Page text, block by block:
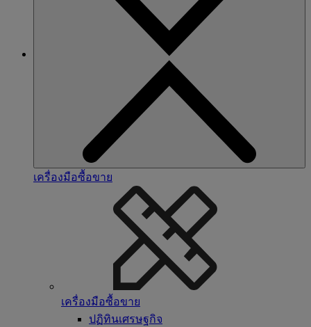
เครื่องมือซื้อขาย
เครื่องมือซื้อขาย
ปฏิทินเศรษฐกิจ